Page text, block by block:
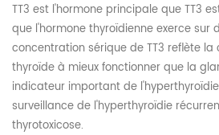
TT3 est l'hormone principale que TT3
que l'hormone thyroïdienne exerce sur
concentration sérique de TT3 reflète
thyroïde à mieux fonctionner que la
indicateur important de
surveillance de l'hyperthyroïdie
thyrotoxicose.